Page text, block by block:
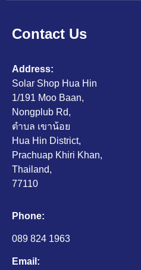
Contact Us
Address:
Solar Shop Hua Hin
1/191 Moo Baan,
Nongplub Rd,
ตำบล เขาน้อย
Hua Hin District,
Prachuap Khiri Khan,
Thailand,
77110
Phone:
089 824 1963
Email: